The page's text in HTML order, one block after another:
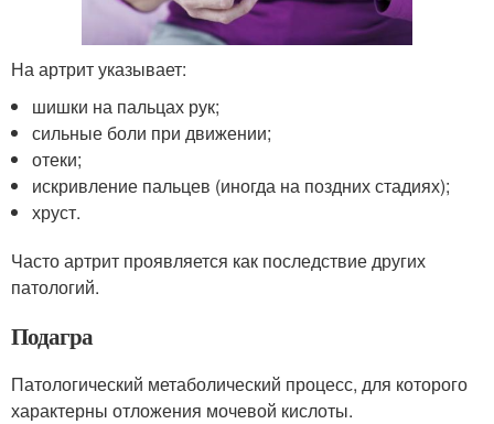
На артрит указывает:
шишки на пальцах рук;
сильные боли при движении;
отеки;
искривление пальцев (иногда на поздних стадиях);
хруст.
Часто артрит проявляется как последствие других
патологий.
Подагра
Патологический метаболический процесс, для которого
характерны отложения мочевой кислоты.